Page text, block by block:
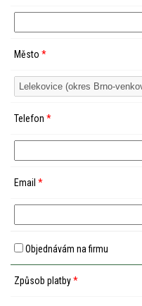
Město *
Telefon *
Email *
Objednávám na firmu
Způsob platby*